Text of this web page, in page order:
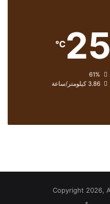
25
℃
الرطوبة:
الرياح:3.86 كيلومتر/ساعة